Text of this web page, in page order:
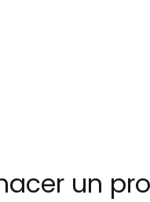
un